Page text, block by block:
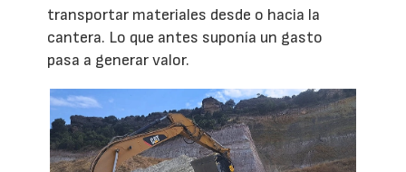
transportar materiales desde o hacia la
cantera. Lo que antes suponía un gasto
pasa a generar valor.